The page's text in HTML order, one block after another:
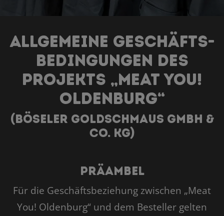
Allgemeine Geschäfts-
bedingungen des
Projekts „Meat You!
Oldenburg“
(Böseler Goldschmaus GmbH &
Co. KG)
Präambel
Für die Geschäftsbeziehung zwischen „Meat
You! Oldenburg“ und dem Besteller gelten